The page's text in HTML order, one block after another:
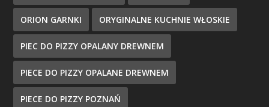
ORION GARNKI ORYGINALNE KUCHNIE WŁOSKIE
PIEC DO PIZZY OPALANY DREWNEM
PIECE DO PIZZY OPALANE DREWNEM
PIECE DO PIZZY POZNAŃ